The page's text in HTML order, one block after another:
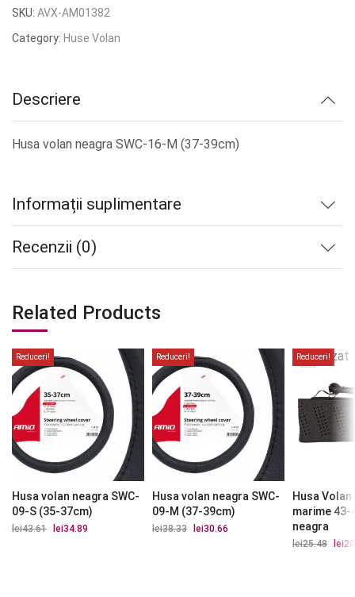
inițial
a
SKU: AVX-AM01382
Category: Huse Volan
Descriere
Husa volan neagra SWC-16-M (37-39cm)
Informații suplimentare
Recenzii (0)
Related Products
Reduceri!
Husa volan neagra SWC-
09-S (35-37cm)
lei43.61
Prețul
lei34.89
Reduceri!
Husa volan neagra SWC-
09-M (37-39cm)
lei38.33
Prețul
lei30.66
Reduceri!
epuizat
Husa
marime
neagra
lei25.48 lei